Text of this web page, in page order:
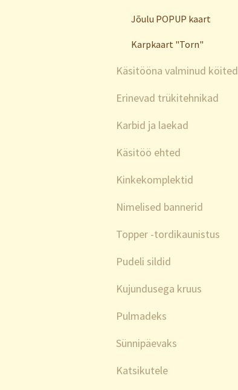
Jõulu POPUP kaart
Karpkaart "Torn"
Käsitööna valminud köited
Erinevad trükitehnikad
Karbid ja laekad
Käsitöö ehted
Kinkekomplektid
Nimelised bannerid
Topper -tordikaunistus
Pudeli sildid
Kujundusega kruus
Pulmadeks
Sünnipäevaks
Katsikutele